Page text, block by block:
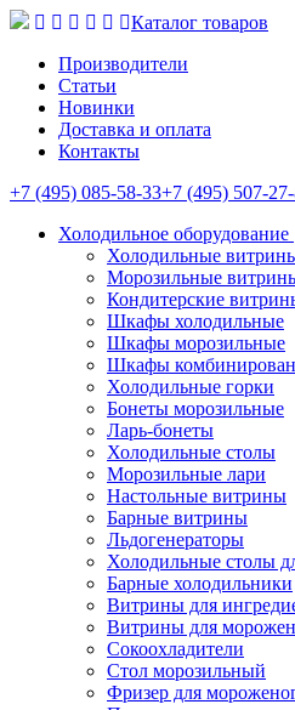
Каталог товаров
Производители
Статьи
Новинки
Доставка и оплата
Контакты
+7 (495) 085-58-33+7 (495) 507-
Холодильное оборудование
Холодильные
Морозильные
Кондитерские
Шкафы холодильные
Шкафы морозильные
Шкафы
Холодильные горки
Бонеты морозильные
Ларь-бонеты
Холодильные столы
Морозильные лари
Настольные витрины
Барные витрины
Льдогенераторы
Холодильные столы
Барные холодильники
Витрины для
Витрины для
Сокоохладители
Стол морозильный
Фризер для